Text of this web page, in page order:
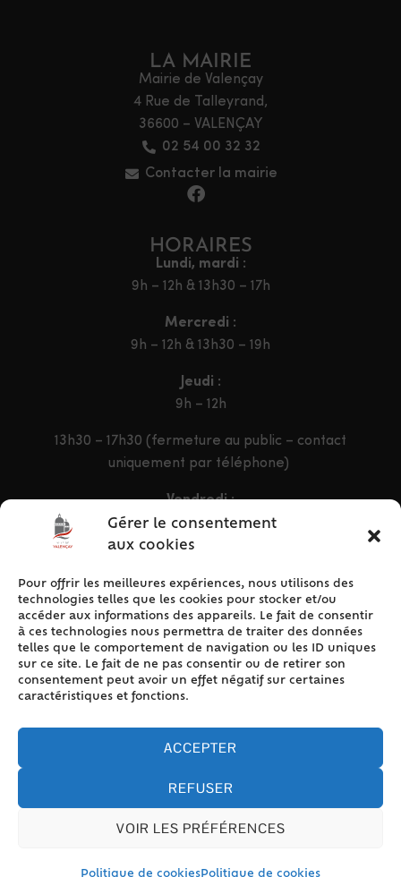
Gérer le consentement
aux cookies
Pour offrir les meilleures expériences, nous utilisons des
technologies telles que les cookies pour stocker et/ou
accéder aux informations des appareils. Le fait de consentir
à ces technologies nous permettra de traiter des données
telles que le comportement de navigation ou les ID uniques
sur ce site. Le fait de ne pas consentir ou de retirer son
consentement peut avoir un effet négatif sur certaines
caractéristiques et fonctions.
ACCEPTER
REFUSER
VOIR LES PRÉFÉRENCES
Politique de cookiesPolitique de cookies
LA MAIRIE
Mairie de Valençay
4 Rue de Talleyrand,
36600 – VALENÇAY
02 54 00 32 32
Contacter la mairie
HORAIRES
Lundi, mardi :
9h – 12h & 13h30 – 17h
Mercredi :
9h – 12h & 13h30 – 19h
Jeudi :
9h – 12h
13h30 – 17h30 (fermeture au public – contact
uniquement par téléphone)
Vendredi :
9h – 12h & 13h30 – 16h30
ACCÈS RAPIDE
Accueil
Contact
Plan du site
Mentions légales
Politique de cookies (UE)